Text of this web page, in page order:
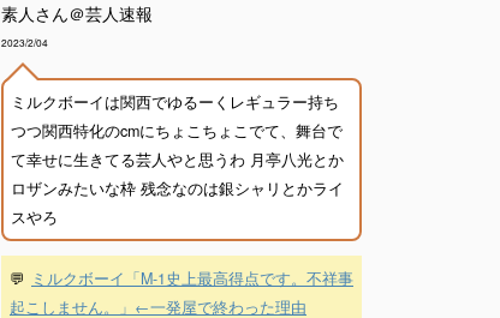
素人さん＠芸人速報
2023/2/04
ミルクボーイは関西でゆるーくレギュラー持ち
つつ関西特化のcmにちょこちょこでて、舞台で
て幸せに生きてる芸人やと思うわ 月亭八光とか
ロザンみたいな枠 残念なのは銀シャリとかライ
スやろ
💬 ミルクボーイ「M-1史上最高得点です。不祥事
起こしません。」←一発屋で終わった理由